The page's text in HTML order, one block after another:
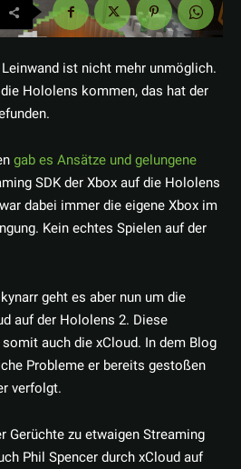
ist nicht mehr unmöglich.
Hololens kommen, das hat der
gab es Ansätze und gelungene
SDK der Xbox auf die Hololens
dabei immer die eigene Xbox im
Kein echtes Spielen auf der
geht es aber nun um die
auf der Hololens 2. Diese
auch die xCloud. In dem Blog
Probleme er bereits gestoßen
verfolgt.
Gerüchte zu etwaigen Streaming
Phil Spencer durch xCloud auf